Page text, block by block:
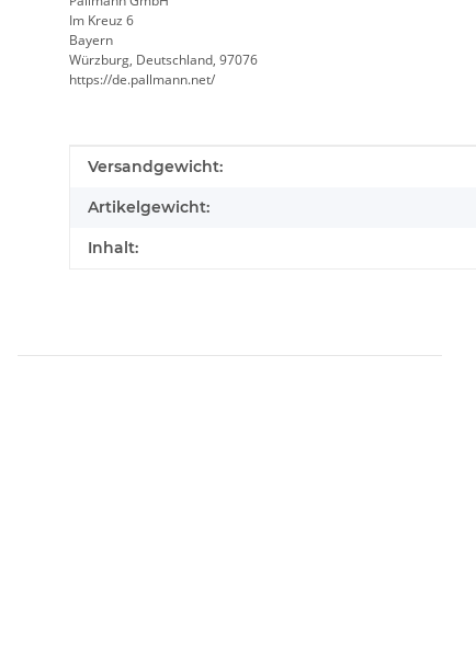
Im Kreuz 6
Bayern
Würzburg, Deutschland, 97076
https://de.pallmann.net/
Produkteigenschaft
Wert
Versandgewicht:
Artikelgewicht:
Inhalt: